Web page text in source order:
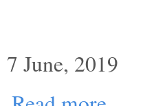
7 June, 2019